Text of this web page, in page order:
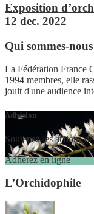
Exposition
12 dec. 2022
Qui sommes-nous
La Fédération France
1994 membres, elle
jouit d'une audience
Adhésion
Soutenez les actions
Adhérez en ligne
L’Orchidophile